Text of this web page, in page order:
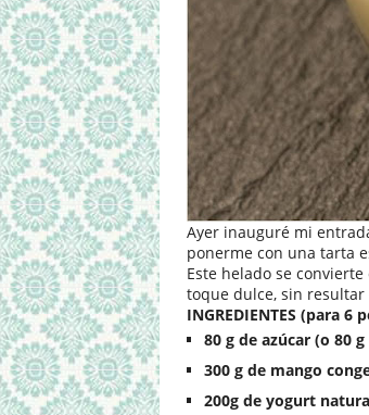
Ayer inauguré mi
ponerme con una tarta
Este helado se
toque dulce, sin resultar
INGREDIENTES (para 6
80 g de azúcar (o 80 g
300 g de mango
200g de yogurt